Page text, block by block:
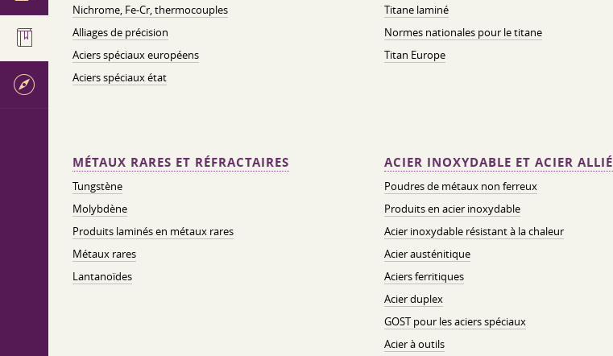
Nichrome, Fe-Cr, thermocouples
Alliages de précision
Aciers spéciaux européens
Aciers spéciaux état
Titane laminé
Normes nationales pour le titane
Titan Europe
MÉTAUX RARES ET RÉFRACTAIRES
Tungstène
Molybdène
Produits laminés en métaux rares
Métaux rares
Lantanoïdes
ACIER INOXYDABLE ET ACIER ALLIÉ
Poudres de métaux non ferreux
Produits en acier inoxydable
Acier inoxydable résistant à la chaleur
Acier austénitique
Aciers ferritiques
Acier duplex
GOST pour les aciers spéciaux
Acier à outils